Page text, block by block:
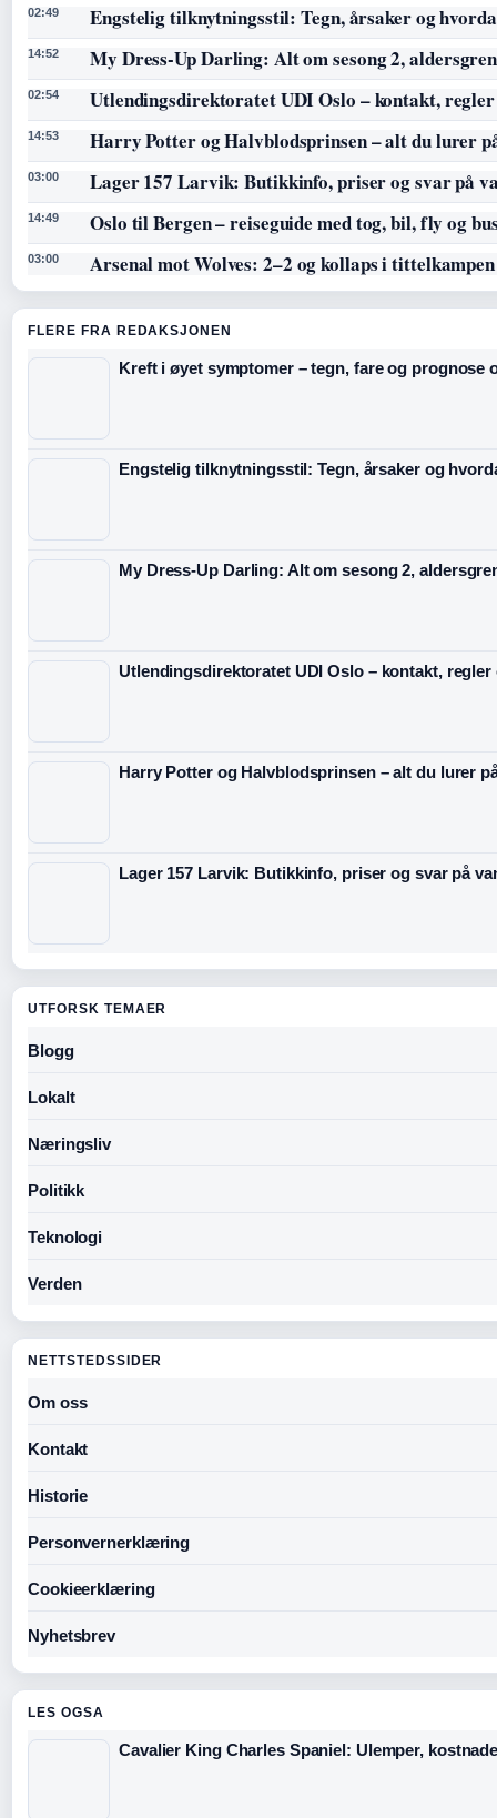
02:49 Engstelig tilknytningsstil: Tegn, årsaker og
14:52 My Dress-Up Darling: Alt om sesong 2,
02:54 Utlendingsdirektoratet UDI Oslo – kontakt,
14:53 Harry Potter og Halvblodsprinsen – alt du lurer
03:00 Lager 157 Larvik: Butikkinfo, priser og svar på
14:49 Oslo til Bergen – reiseguide med tog, bil, fly og
03:00 Arsenal mot Wolves: 2–2 og kollaps i tittelkampen
FLERE FRA REDAKSJONEN
Kreft i øyet symptomer – tegn, fare og prognose
Engstelig tilknytningsstil: Tegn, årsaker og
My Dress-Up Darling: Alt om sesong 2,
Utlendingsdirektoratet UDI Oslo – kontakt,
Harry Potter og Halvblodsprinsen – alt du lurer
Lager 157 Larvik: Butikkinfo, priser og svar på
UTFORSK TEMAER
Blogg
Lokalt
Næringsliv
Politikk
Teknologi
Verden
NETTSTEDSSIDER
Om oss
Kontakt
Historie
Personvernerklæring
Cookieerklæring
Nyhetsbrev
LES OGSA
Cavalier King Charles Spaniel: Ulemper,